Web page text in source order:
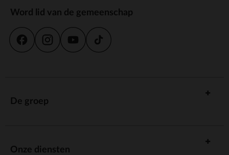
Word lid van de gemeenschap
De groep
Onze diensten